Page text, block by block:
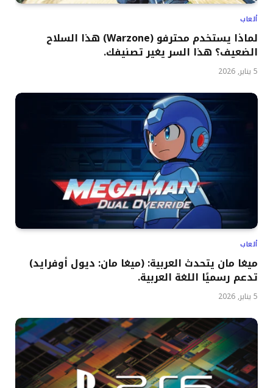
ألعاب
لماذا يستخدم محترفو (Warzone) هذا السلاح
الضعيف؟ هذا السر يغير تصنيفك.
5 يناير, 2026
ألعاب
ميغا مان يتحدث العربية: (ميغا مان: ديول أوفرايد)
تدعم رسميًا اللغة العربية.
5 يناير, 2026